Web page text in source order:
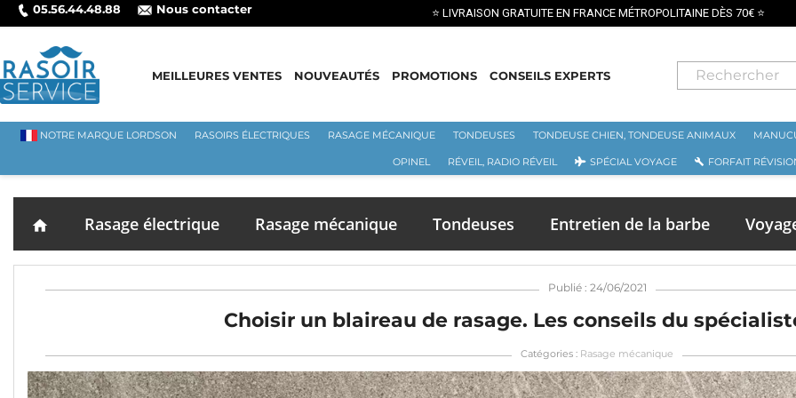
05.56.44.48.88 Nous contacter
MEILLEURES VENTES NOUVEAUTÉS PROMOTIONS CONSEILS EXPERTS
NOTRE MARQUE LORDSON RASOIRS ÉLECTRIQUES RASAGE MÉCANIQUE TONDEUSES TONDEUSE CHIEN, TONDEUSE ANIMAUX
OPINEL RÉVEIL, RADIO RÉVEIL SPÉCIAL VOYAGE FORFAIT
home Rasage électrique Rasage mécanique Tondeuses Entretien de la barbe
Publié : 24/06/2021
Choisir un blaireau de rasage. Les conseils du
Catégories : Rasage mécanique